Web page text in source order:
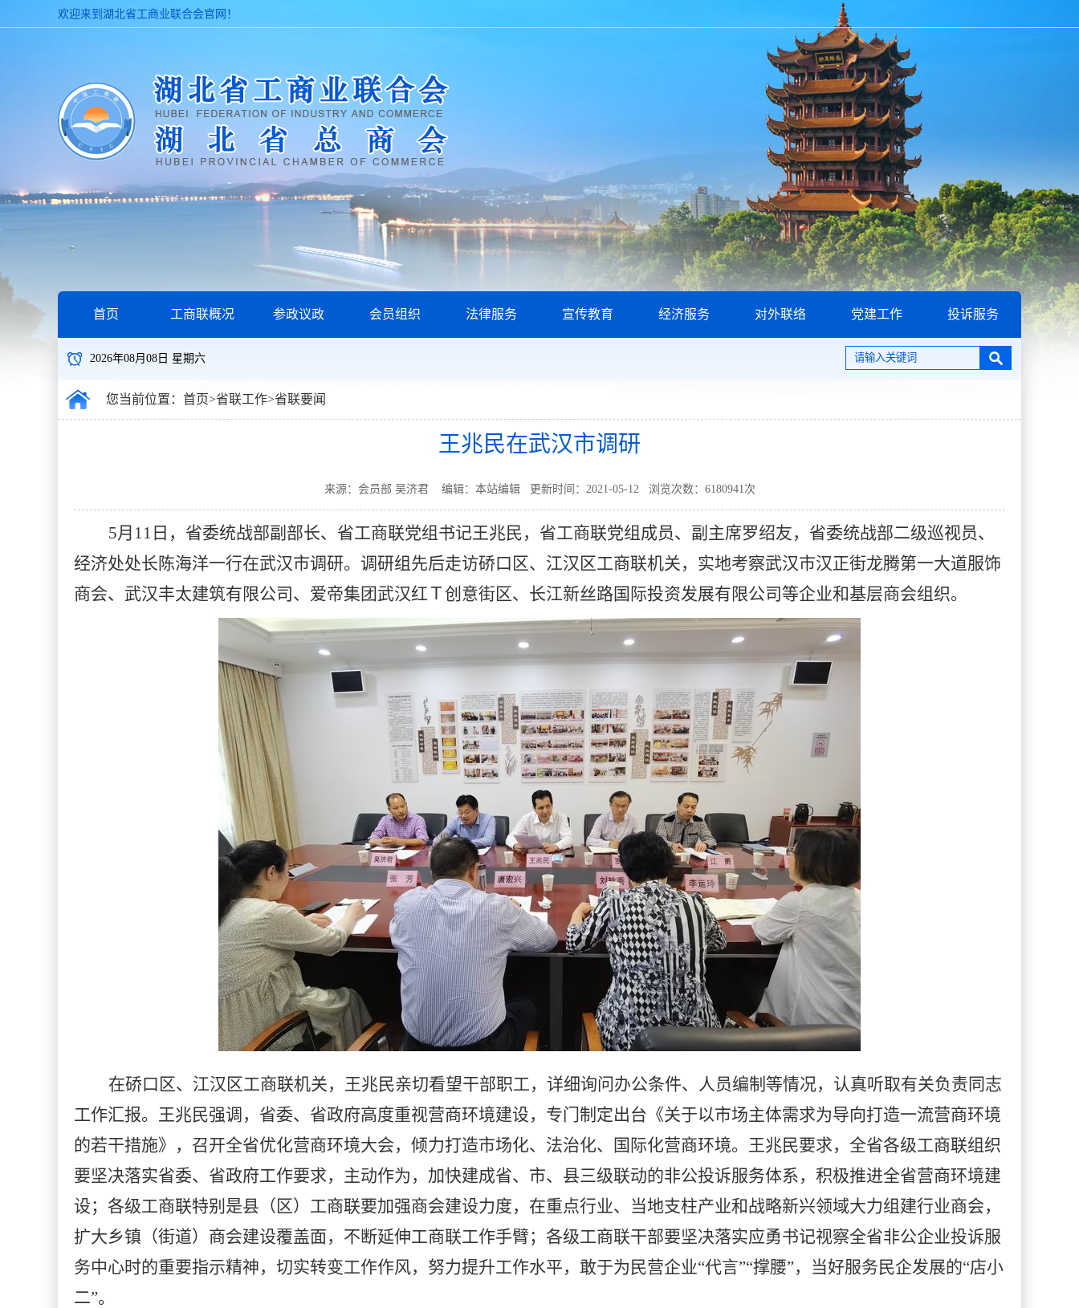
欢迎来到湖北省工商业联合会官网！
首页 工商联概况 参政议政 会员组织 法律服务 宣传教育 经济服务 对外联络 党建工作 投诉服务
2026年08月08日 星期六
您当前位置： 首页>省联工作>省联要闻
王兆民在武汉市调研
来源：会员部 吴济君 编辑：本站编辑 更新时间：2021-05-12 浏览次数： 6180941次
5月11日 ，省委统战部副部长、省工商联党组书记王兆民，省工商联党组成员、副主席罗绍友，省委统战部二级巡视员、
经济处处长陈海洋一行在武汉市调研。调研组先后走访硚口区、江汉区工商联机关，实地考察武汉市汉正街龙腾第一大道服饰
商会、武汉丰太建筑有限公司、爱帝集团武汉红Ｔ创意街区、长江新丝路国际投资发展有限公司等企业和基层商会组织。
在硚口区、江汉区工商联机关，王兆民亲切看望干部职工，详细询问办公条件、人员编制等情况，认真听取有关负责同志
工作汇报。王兆民强调，省委、省政府高度重视营商环境建设，专门制定出台《关于以市场主体需求为导向打造一流营商环境
的若干措施》，召开全省优化营商环境大会，倾力打造市场化、法治化、国际化营商环境。王兆民要求，全省各级工商联组织
要坚决落实省委、省政府工作要求，主动作为，加快建成省、市、县三级联动的非公投诉服务体系，积极推进全省营商环境建
设；各级工商联特别是县（区）工商联要加强商会建设力度， 在重点行业、当地支柱产业和战略新兴领域大力组建行业商会，
扩大乡镇（街道）商会建设覆盖面，不断延伸工商联工作手臂；各级工商联干部要坚决落实应勇书记视察全省非公企业投诉服
务中心时的重要指示精神，切实转变工作作风，努力提升工作水平，敢于为民营企业“代言”“撑腰”，当好服务民企发展的“店小
二”。